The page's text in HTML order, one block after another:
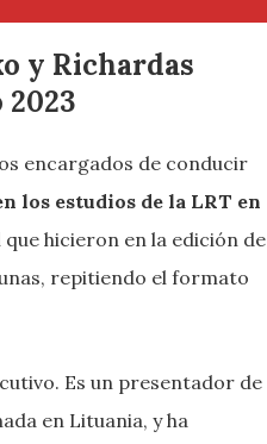
y Richardas
encargados de conducir
los estudios de la LRT en
hicieron en la edición de
repitiendo el formato
Es un presentador de
en Lituania, y ha